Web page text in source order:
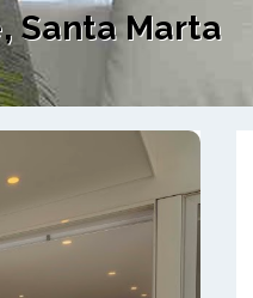
Santa Marta